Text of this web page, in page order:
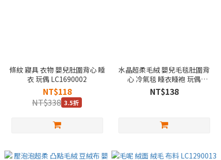
條紋 寢具 衣物 嬰兒肚圍背心 睡
衣 玩偶 LC1690002
NT$118
NT$338 3.5折
水晶超柔毛絨 嬰兒毛毯肚圍背
心 冷氣毯 睡衣睡袍 玩偶
LC690032
NT$138